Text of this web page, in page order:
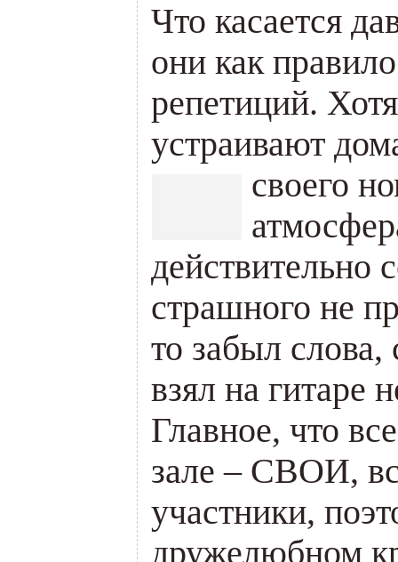
Что касается
они как
репетиций.
устраивают
своего
действительно
страшного не
то забыл слова,
взял на гитаре
Главное, что
зале – СВОИ,
участники,
дружелюбном